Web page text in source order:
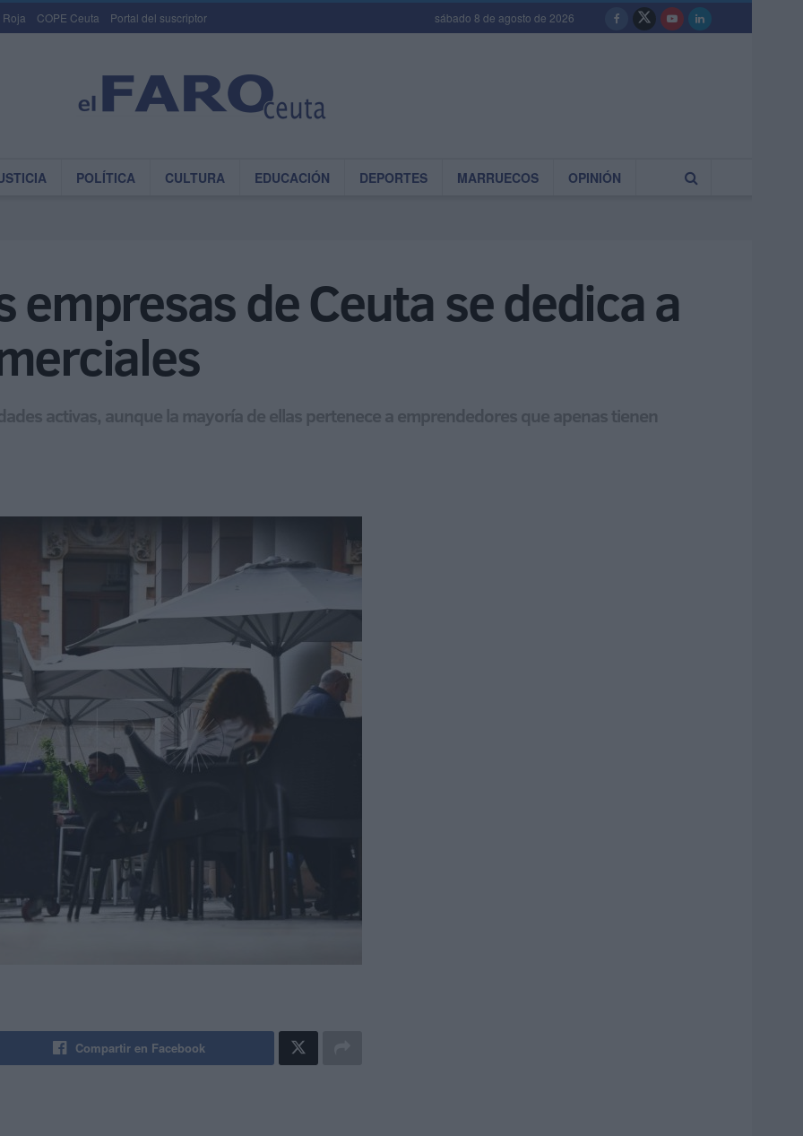
Roja COPE Ceuta Portal del suscriptor sábado 8 de agosto de 2026
POLÍTICA CULTURA EDUCACIÓN DEPORTES MARRUECOS OPINIÓN
empresas de Ceuta se dedica a
activas, aunque la mayoría de ellas pertenece a emprendedores que apenas tienen
Compartir en Facebook